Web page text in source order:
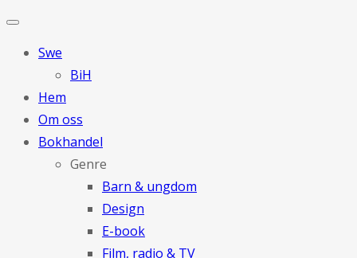
Swe
BiH
Hem
Om oss
Bokhandel
Genre
Barn & ungdom
Design
E-book
Film, radio & TV